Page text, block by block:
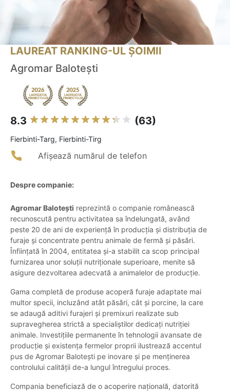
LAUREAT RANKING-UL ȘOIMII
Agromar Balotești
8.3 (63)
Fierbinti-Targ, Fierbinti-Tirg
Afișează numărul de telefon
Despre companie:
Agromar Balotești reprezintă o companie românească
recunoscută pentru activitatea sa îndelungată, având
peste 20 de ani de experiență în producția și distribuția de
furaje și concentrate pentru animale de fermă și păsări.
Înființată în 2004, entitatea și-a stabilit ca scop principal
furnizarea unor soluții nutriționale superioare, menite să
asigure dezvoltarea adecvată a animalelor de producție.
Gama completă de produse acoperă furaje adaptate mai
multor specii, incluzând atât păsări, cât și porcine, la care
se adaugă aditivi furajeri și premixuri realizate sub
supravegherea strictă a specialiștilor dedicați nutriției
animale. Investițiile permanente în tehnologii avansate de
producție și existența fermelor proprii ilustrează accentul
pus de Agromar Balotești pe inovare și pe menținerea
controlului calității de-a lungul întregului proces.
Compania beneficiază de o acoperire națională, datorită